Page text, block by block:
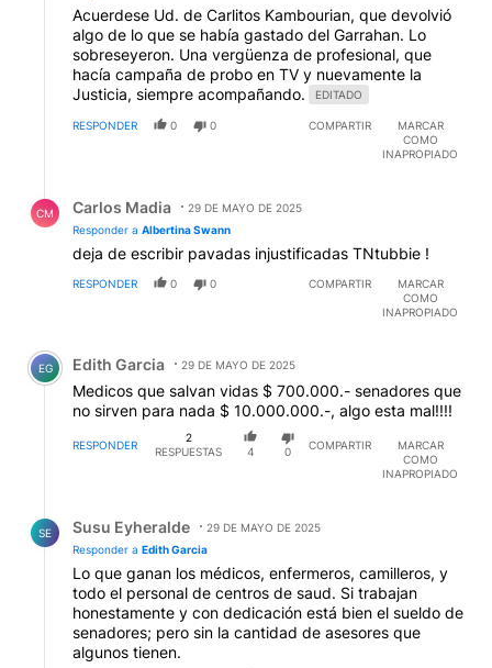
Acuerdese Ud. de Carlitos Kambourian, que devolvió
algo de lo que se había gastado del Garrahan. Lo
sobreseyeron. Una vergüenza de profesional, que
hacía campaña de probo en TV y nuevamente la
Justicia, siempre acompañando.
EDITADO
RESPONDER 0 0 COMPARTIR
MARCAR
COMO
INAPROPIADO
CM Carlos Madia
29 DE MAYO DE 2025
Responder a Albertina Swann
deja de escribir pavadas injustificadas TNtubbie !
RESPONDER 0 0 COMPARTIR
MARCAR
COMO
INAPROPIADO
Comentario de Edith Garcia.
EG Edith Garcia 29 DE MAYO DE 2025
Medicos que salvan vidas $ 700.000.- senadores que
no sirven para nada $ 10.000.000.-, algo esta mal!!!!
RESPONDER
2
RESPUESTAS
4 0
COMPARTIR
MARCAR
COMO
INAPROPIADO
SE Susu Eyheralde
29 DE MAYO DE 2025
Responder a Edith Garcia
Lo que ganan los médicos, enfermeros, camilleros, y
todo el personal de centros de saud. Si trabajan
honestamente y con dedicación está bien el sueldo de
senadores; pero sin la cantidad de asesores que
algunos tienen.